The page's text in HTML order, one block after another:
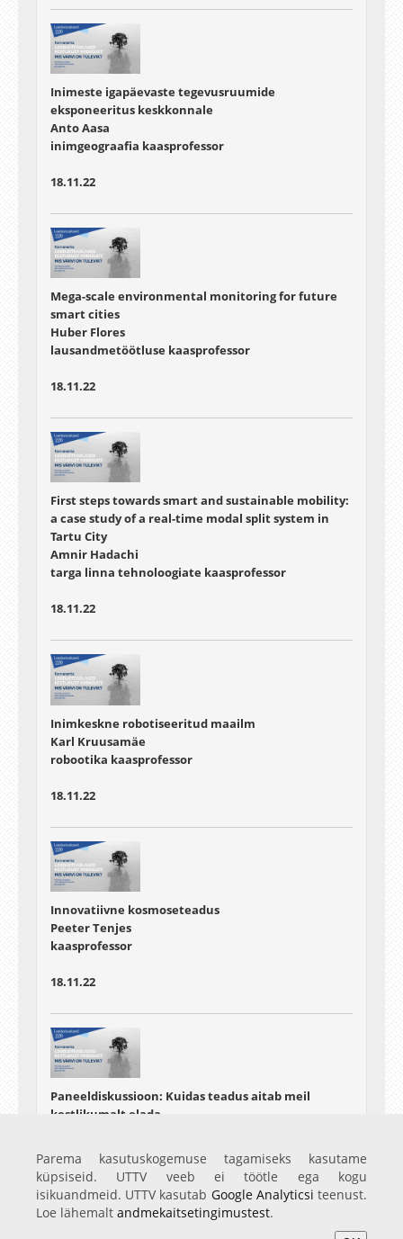
Inimeste igapäevaste tegevusruumide
eksponeeritus keskkonnale
Anto Aasa
inimgeograafia kaasprofessor
18.11.22
Mega-scale environmental monitoring for future
smart cities
Huber Flores
lausandmetöötluse kaasprofessor
18.11.22
First steps towards smart and sustainable mobility:
a case study of a real-time modal split system in
Tartu City
Amnir Hadachi
targa linna tehnoloogiate kaasprofessor
18.11.22
Inimkeskne robotiseeritud maailm
Karl Kruusamäe
robootika kaasprofessor
18.11.22
Innovatiivne kosmoseteadus
Peeter Tenjes
kaasprofessor
18.11.22
Paneeldiskussioon: Kuidas teadus aitab meil
kestlikumalt elada
18.11.22
Parema kasutuskogemuse tagamiseks kasutame
küpsiseid. UTTV veeb ei töötle ega kogu
isikuandmeid. UTTV kasutab Google Analyticsi teenust.
Loe lähemalt andmekaitsetingimustest.